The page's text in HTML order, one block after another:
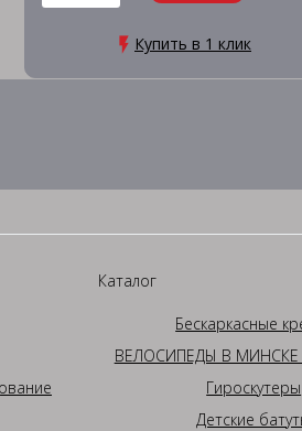
Купить в 1 клик
Каталог
Бескаркасные
ВЕЛОСИПЕДЫ В МИНСКЕ
Гироскутеры
Детские